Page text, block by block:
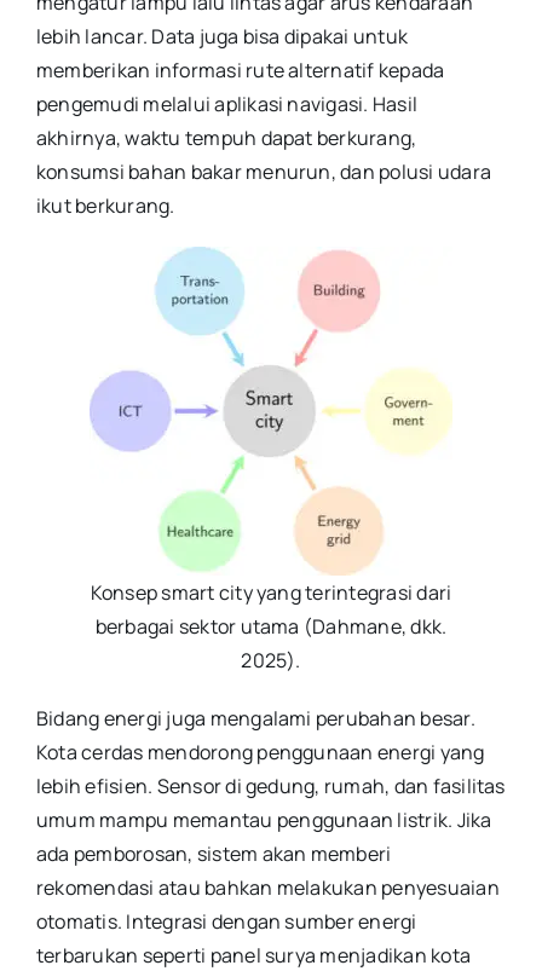
lebih lancar. Data juga bisa dipakai untuk
memberikan informasi rute alternatif kepada
pengemudi melalui aplikasi navigasi. Hasil
akhirnya, waktu tempuh dapat berkurang,
konsumsi bahan bakar menurun, dan polusi udara
ikut berkurang.
Konsep smart city yang terintegrasi dari
berbagai sektor utama (Dahmane, dkk.
2025).
Bidang energi juga mengalami perubahan besar.
Kota cerdas mendorong penggunaan energi yang
lebih efisien. Sensor di gedung, rumah, dan fasilitas
umum mampu memantau penggunaan listrik. Jika
ada pemborosan, sistem akan memberi
rekomendasi atau bahkan melakukan penyesuaian
otomatis. Integrasi dengan sumber energi
terbarukan seperti panel surya menjadikan kota